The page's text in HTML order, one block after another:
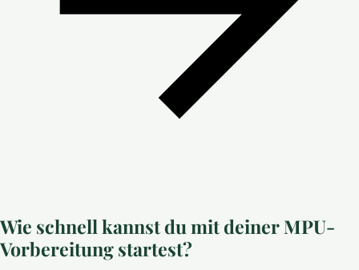
Wie schnell kannst du mit deiner MPU-
Vorbereitung startest?